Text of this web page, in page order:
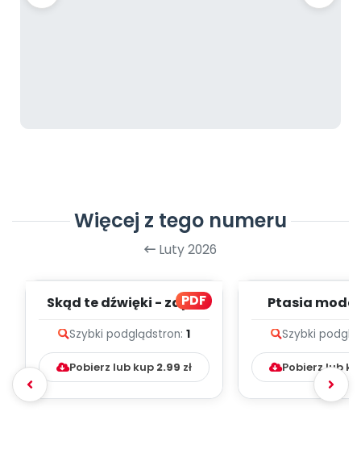
Więcej z tego numeru
Luty 2026
PDF
Skąd te dźwięki - zapis
Szybki podglądstron: 1
Pobierz lub kup 2.99 zł
Ptasia moda
Szybki
Pobierz lub